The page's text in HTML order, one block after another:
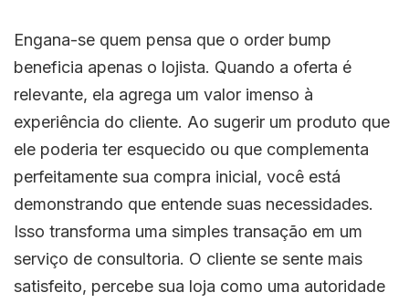
Engana-se quem pensa que o order bump
beneficia apenas o lojista. Quando a oferta é
relevante, ela agrega um valor imenso à
experiência do cliente. Ao sugerir um produto que
ele poderia ter esquecido ou que complementa
perfeitamente sua compra inicial, você está
demonstrando que entende suas necessidades.
Isso transforma uma simples transação em um
serviço de consultoria. O cliente se sente mais
satisfeito, percebe sua loja como uma autoridade